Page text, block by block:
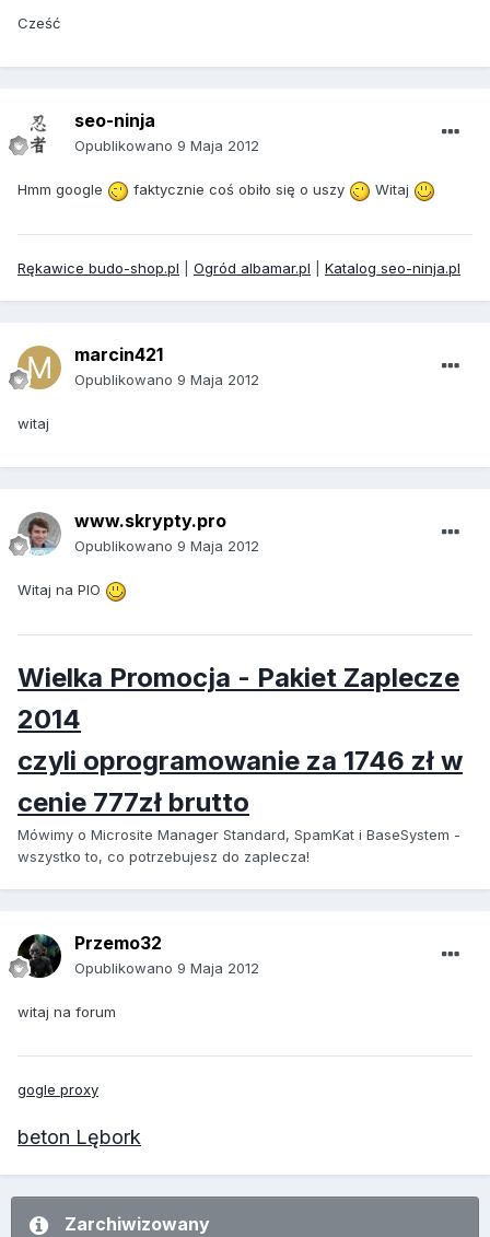
Cześć
seo-ninja
Opublikowano 9 Maja 2012
Hmm google faktycznie coś obiło się o uszy Witaj
Rękawice budo-shop.pl Ogród albamar.pl Katalog seo-ninja.pl
marcin421
Opublikowano 9 Maja 2012
witaj
www.skrypty.pro
Opublikowano 9 Maja 2012
Witaj na PIO
Wielka Promocja - Pakiet Zaplecze
2014
czyli oprogramowanie za 1746 zł w
cenie 777zł brutto
Mówimy o Microsite Manager Standard, SpamKat i BaseSystem -
wszystko to, co potrzebujesz do zaplecza!
Przemo32
Opublikowano 9 Maja 2012
witaj na forum
gogle proxy
beton Lębork
Zarchiwizowany